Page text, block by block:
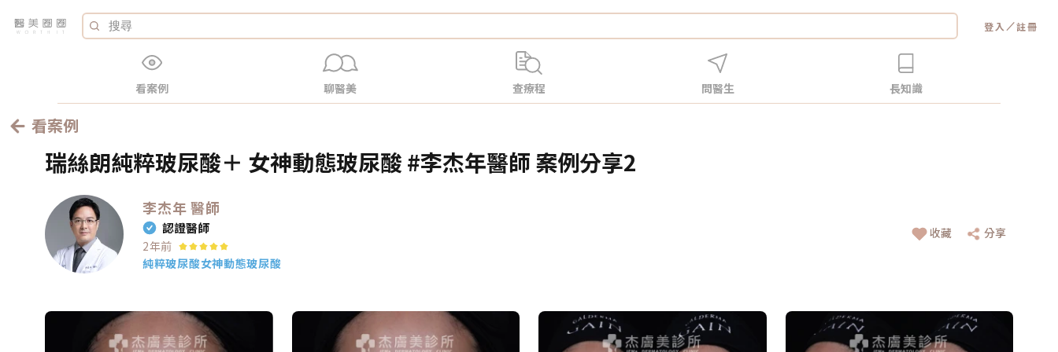
登入 ／註冊
看案例 聊醫美 查療程 問醫生 長知識
看案例
瑞絲朗純粹玻尿酸＋ 女神動態玻尿酸 #李杰年醫師 案例分享2
李杰年醫師
認證醫師
2年前
純粹玻尿酸女神動態玻尿酸
收藏 分享